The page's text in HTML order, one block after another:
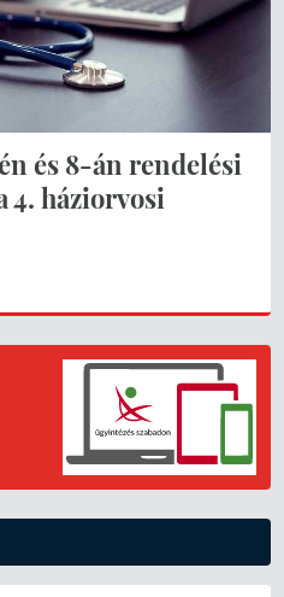
és 8-án rendelési
4. háziorvosi